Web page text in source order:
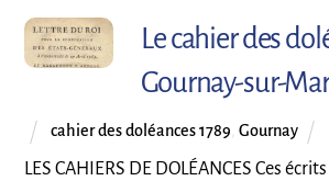
Le cahier des
Gournay-sur-
cahier des doléances 1789 ,Gournay
LES CAHIERS DE DOLÉANCES Ces